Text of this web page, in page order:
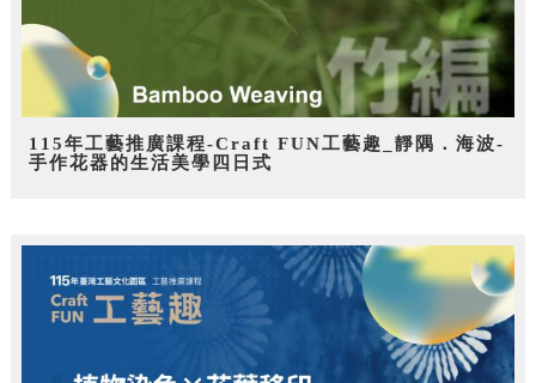
115年工藝推廣課程-Craft FUN工藝趣_靜隅．海波-
手作花器的生活美學四日式